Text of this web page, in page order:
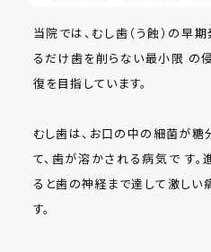
当院では、むし歯（う蝕）の早
るだけ歯を削らない最小限 の
復を目指しています。
むし歯は、お口の中の細菌が
て、歯が溶かされる病気で す
ると歯の神経まで達して激しい
す。